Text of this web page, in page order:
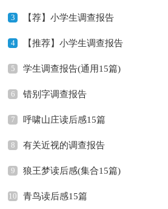
3 【荐】小学生调查报告
4 【推荐】小学生调查报告
5 学生调查报告(通用15篇)
6 错别字调查报告
7 呼啸山庄读后感15篇
8 有关近视的调查报告
9 狼王梦读后感(集合15篇)
10 青鸟读后感15篇